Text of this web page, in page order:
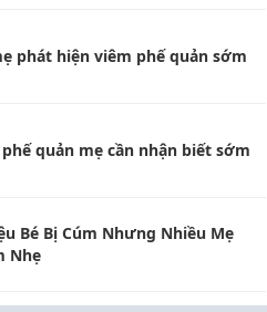
phát hiện viêm phế quản sớm
quản mẹ cần nhận biết sớm
Bé Bị Cúm Nhưng Nhiều Mẹ
Nhẹ